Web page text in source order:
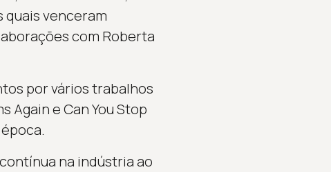
quais venceram
com Roberta
por vários trabalhos
Again e Can You Stop
na indústria ao